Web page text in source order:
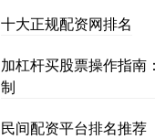
十大正规配资网排名
加杠杆买股票操作指南
制
民间配资平台排名推荐